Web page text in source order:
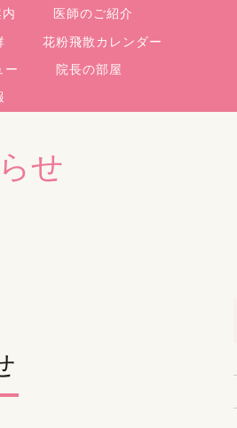
医師のご紹介
花粉飛散カレンダー
ー
院長の部屋
せ